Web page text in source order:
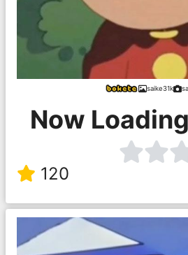
saike31k
Now
120